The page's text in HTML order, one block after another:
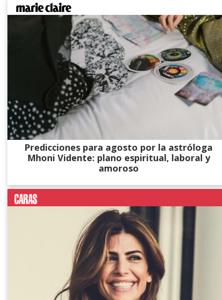
Predicciones para agosto por la astróloga
Mhoni Vidente: plano espiritual, laboral y
amoroso